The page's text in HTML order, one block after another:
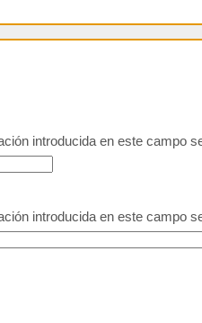
introducida en este campo
introducida en este campo